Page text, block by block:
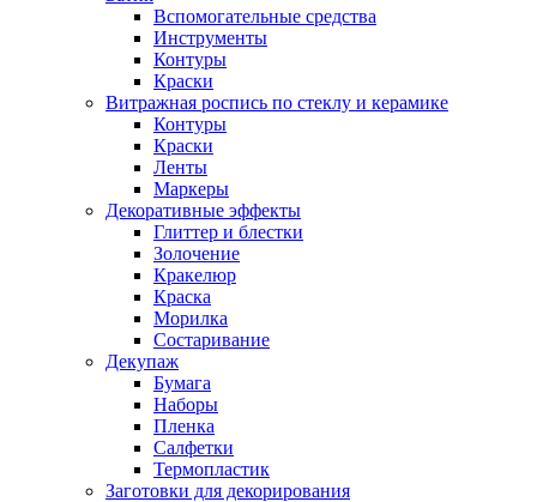
Вспомогательные средства
Инструменты
Контуры
Краски
Витражная роспись по стеклу и керамике
Контуры
Краски
Ленты
Маркеры
Декоративные эффекты
Глиттер и блестки
Золочение
Кракелюр
Краска
Морилка
Состаривание
Декупаж
Бумага
Наборы
Пленка
Салфетки
Термопластик
Заготовки для декорирования